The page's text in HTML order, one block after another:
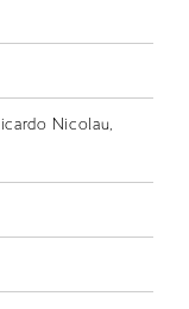
Nicolau,